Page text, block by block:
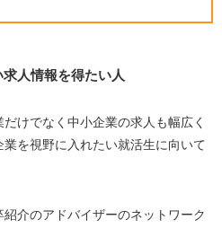
人情報を得たい人
けでなく中小企業の求人も幅広く
を視野に入れたい就活生に向いて
介のアドバイザーのネットワーク